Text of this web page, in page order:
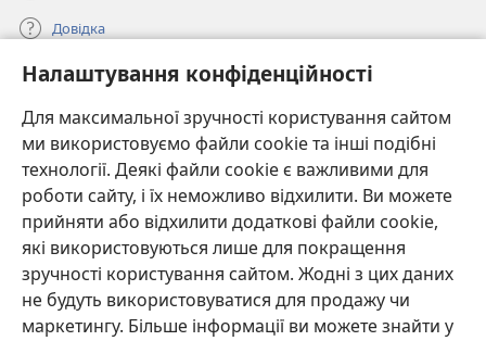
Налаштування конфіденційності
Для максимальної зручності користування сайтом
ми використовуємо файли cookie та інші подібні
технології. Деякі файли cookie є важливими для
роботи сайту, і їх неможливо відхилити. Ви можете
прийняти або відхилити додаткові файли cookie,
які використовуються лише для покращення
зручності користування сайтом. Жодні з цих даних
не будуть використовуватися для продажу чи
маркетингу. Більше інформації ви можете знайти у
Довідка
Пожертви
(відкривається
у
новому
вікні)
ОНЛАЙН-БІБЛІОТЕКА Товариства «Вартова башта»™
(відкривається
у
новому
вікні)
JW Hub ®
(відкривається
у
новомуJW Library
Watchtower Library